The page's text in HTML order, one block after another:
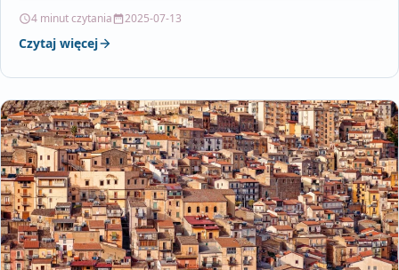
4 minut czytania 2025-07-13
Czytaj więcej